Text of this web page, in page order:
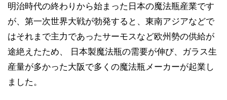
明治時代の終わりから始まった日本の魔法瓶産業です
が、第一次世界大戦が勃発すると、東南アジアなどで
はそれまで主力であったサーモスなど欧州勢の供給が
途絶えたため、 日本製魔法瓶の需要が伸び、ガラス生
産量が多かった大阪で多くの魔法瓶メーカーが起業し
ました。